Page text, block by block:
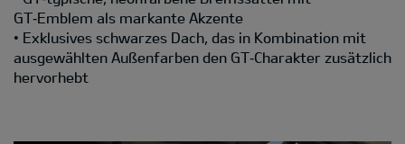
GT‑Emblem als markante Akzente
• Exklusives schwarzes Dach, das in Kombination mit
ausgewählten Außenfarben den GT‑Charakter zusätzlich
hervorhebt